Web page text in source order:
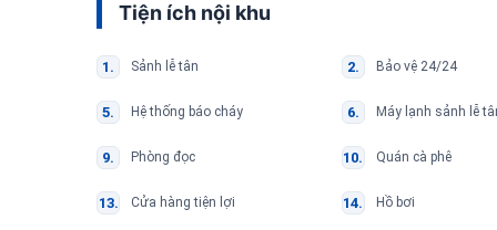
Tiện ích nội khu
Sảnh lễ tân Bảo vệ 24/24
Hệ thống báo cháy Máy lạnh sảnh lễ
Phòng đọc Quán cà phê
Cửa hàng tiện lợi Hồ bơi